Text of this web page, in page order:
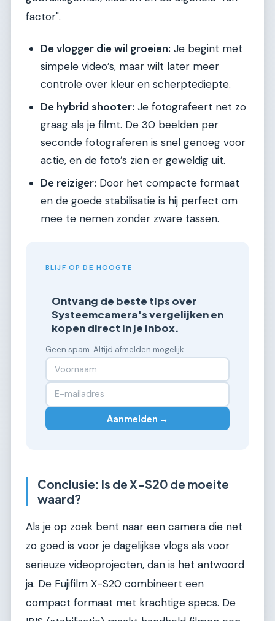
factor".
De vlogger die wil groeien: Je begint met
simpele video’s, maar wilt later meer
controle over kleur en scherptediepte.
De hybrid shooter: Je fotografeert net zo
graag als je filmt. De 30 beelden per
seconde fotograferen is snel genoeg voor
actie, en de foto’s zien er geweldig uit.
De reiziger: Door het compacte formaat
en de goede stabilisatie is hij perfect om
mee te nemen zonder zware tassen.
BLIJF OP DE HOOGTE
Ontvang de beste tips over
Systeemcamera's vergelijken en
kopen direct in je inbox.
Geen spam. Altijd afmelden mogelijk.
Aanmelden →
Conclusie: Is de X-S20 de moeite
waard?
Als je op zoek bent naar een camera die net
zo goed is voor je dagelijkse vlogs als voor
serieuze videoprojecten, dan is het antwoord
ja. De Fujifilm X-S20 combineert een
compact formaat met krachtige specs. De